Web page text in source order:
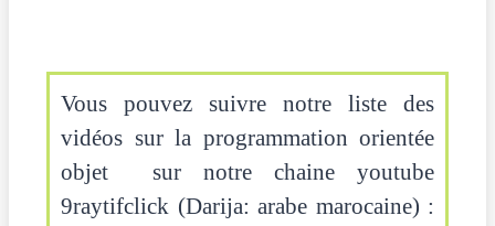
Vous pouvez suivre notre liste des
vidéos sur la programmation orientée
objet sur notre chaine youtube
9raytifclick (Darija: arabe marocaine) :